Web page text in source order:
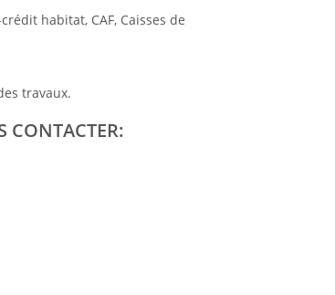
habitat, CAF, Caisses de
travaux.
CONTACTER: